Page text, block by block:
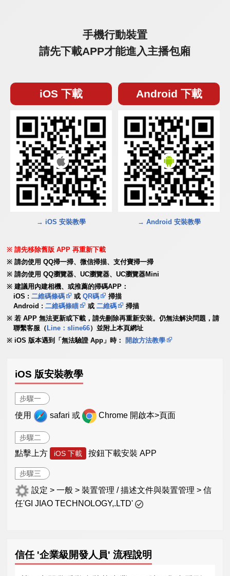
手機行動裝置
請先下載APP才能進入主播包廂
iOS 下載
→ iOS 安裝教學
Android 下載
→ Android 安裝教學
請先移除舊版 APP 再重新下載
請勿使用 QQ掃一掃、微信掃描、支付寶掃一掃
請勿使用 QQ瀏覽器、UC瀏覽器、UC瀏覽器Mini
建議用內建相機、或推薦的掃碼APP：
iOS :二維碼條碼 或QR碼
掃描
Android :二維碼條瞄 或二維碼
掃描
若 APP 無法更新或下載，請先刪除再重新安裝。仍無法解決問題，請
聯繫客服（ Line：sline66）並附上本頁網址
iOS 版本遇到「無法驗證 App」時：
開啟方法教學
iOS 版安裝教學
步驟一
使用 safari 或 Chrome 開啟本>頁面
步驟二
點擊上方 iOS 下載 按鈕下載安裝 APP
步驟三
設定 > 一般 > 裝置管理 / 描述文件與裝置管理 > 信
任'GI JIAO TECHNOLOGY,.LTD'
信任 '企業級開發人員' 流程說明